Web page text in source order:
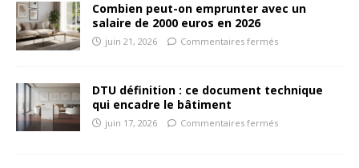
Combien peut-on emprunter avec un
salaire de 2000 euros en 2026
juin 21, 2026 Commentaires fermés
DTU définition : ce document technique
qui encadre le bâtiment
juin 17, 2026 Commentaires fermés